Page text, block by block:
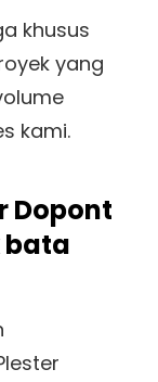
khusus
yang
kami.
Dopont
bata